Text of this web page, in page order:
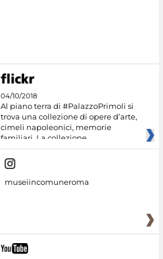
04/10/2018
Al piano terra di #PalazzoPrimoli si
trova una collezione di opere d’arte,
cimeli napoleonici, memorie
familiari. La collezione
museiincomuneroma